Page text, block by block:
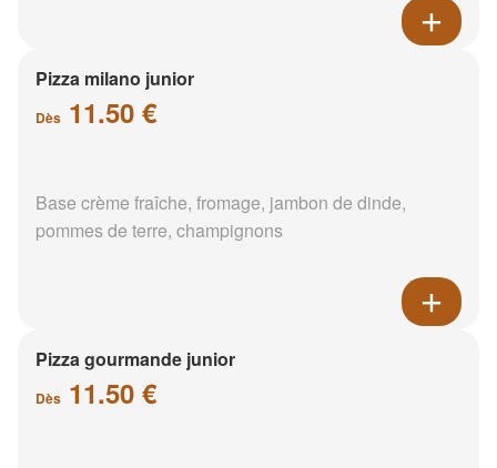
Pizza milano junior
Dès 11.50 €
Base crème fraîche, fromage, jambon de dinde,
pommes de terre, champignons
Pizza gourmande junior
Dès 11.50 €